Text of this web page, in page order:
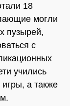
18
могли
пузырей,
с
учились
а также